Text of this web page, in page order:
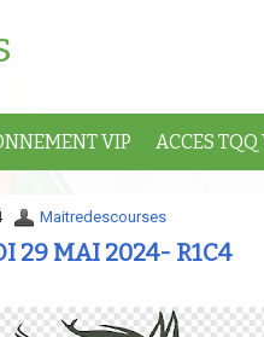
VIP ACCES
Maitredescourses
29 MAI 2024- R1C4